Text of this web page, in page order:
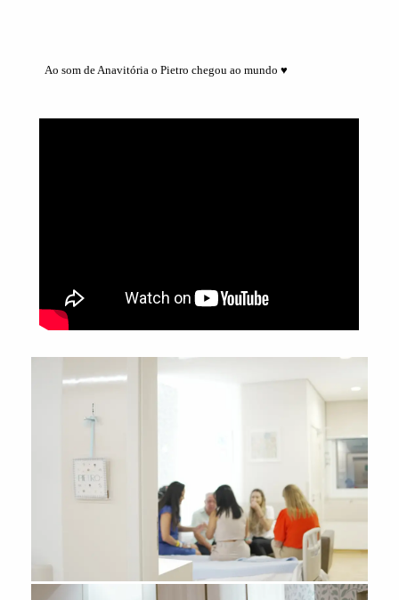
Ao som de Anavitória o Pietro chegou ao mundo ♥